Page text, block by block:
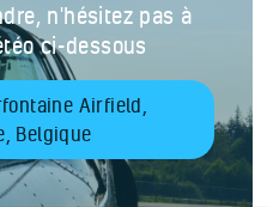
n'hésitez pas à
ci-dessous
Airfield,
Belgique